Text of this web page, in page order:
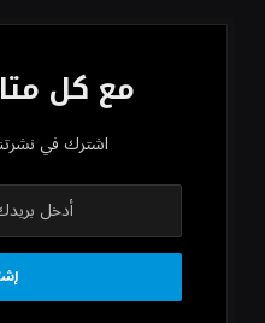
مع كل
اشترك في